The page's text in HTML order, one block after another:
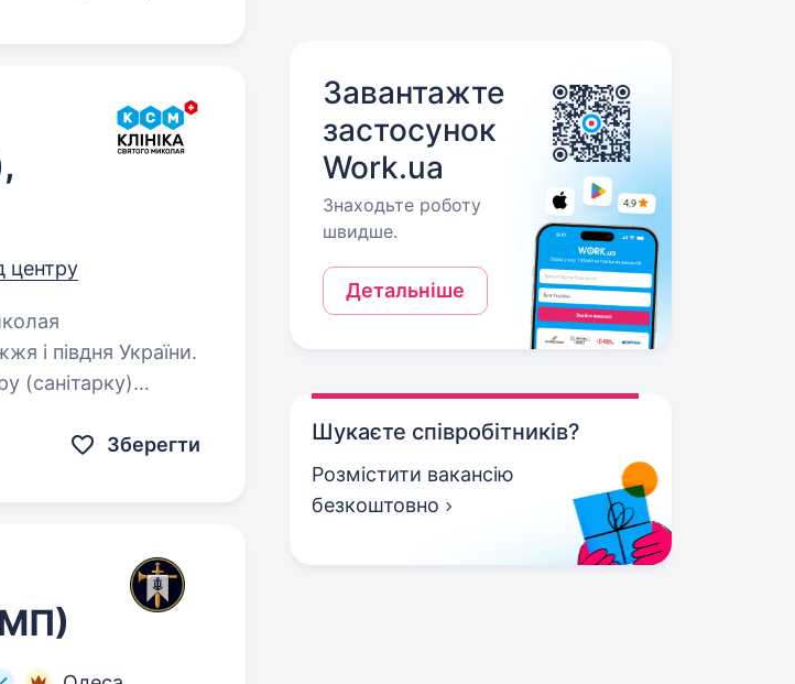
центру
і півдня України.
(санітарку)
Зберегти
Завантажте
застосунок
Work.ua
Знаходьте роботу
швидше.
Детальніше
Шукаєте співробітників?
Розмістити вакансію
безкоштовно